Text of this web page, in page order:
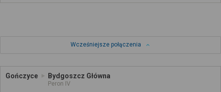
Wcześniejsze połączenia
Gończyce Bydgoszcz Główna
Peron IV